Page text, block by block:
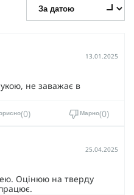
13.01.2025
не заважає в
0 Марно 0
25.04.2025
Оцінюю на тверду